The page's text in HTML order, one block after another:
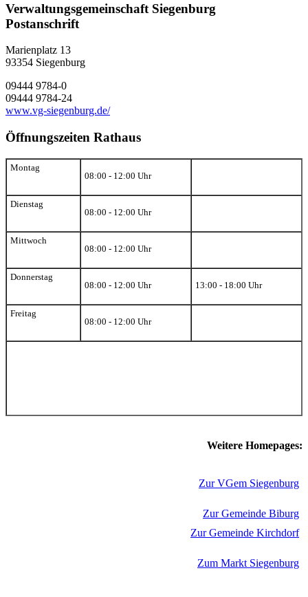
Verwaltungsgemeinschaft Siegenburg
Postanschrift
Marienplatz 13
93354 Siegenburg
09444 9784-0
09444 9784-24
www.vg-siegenburg.de/
Öffnungszeiten Rathaus
Montag
08:00 - 12:00 Uhr
Dienstag
08:00 - 12:00 Uhr
Mittwoch
08:00 - 12:00 Uhr
Donnerstag
08:00 - 12:00 Uhr
13:00 - 18:00 Uhr
Freitag
08:00 - 12:00 Uhr
Weitere Homepages:
Zur VGem Siegenburg
Zur Gemeinde Biburg
Zur Gemeinde Kirchdorf
Zum Markt Siegenburg